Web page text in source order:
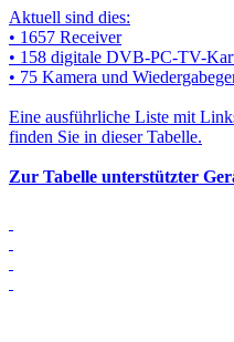
Aktuell sind dies:
• 1657 Receiver
• 158 digitale DVB-PC-TV-
• 75 Kamera und
Eine ausführliche Liste mit
finden Sie in dieser Tabelle.
Zur Tabelle unterstützter